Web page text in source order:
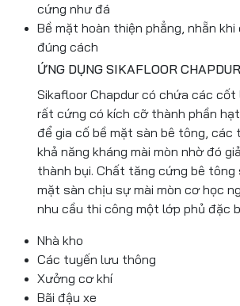
cứng như đá
Bề mặt hoàn thiện phẳng, nhẵn
đúng cách
ỨNG DỤNG SIKAFLOOR CHAPDUR
Sikafloor Chapdur có chứa các cốt
rất cứng có kích cỡ thành phần
để gia cố bề mặt sàn bê tông, các
khả năng kháng mài mòn nhờ đó
thành bụi. Chất tăng cứng bê tông
mặt sàn chịu sự mài mòn cơ học
nhu cầu thi công một lớp phủ đặc
Nhà kho
Các tuyến lưu thông
Xưởng cơ khí
Bãi đậu xe